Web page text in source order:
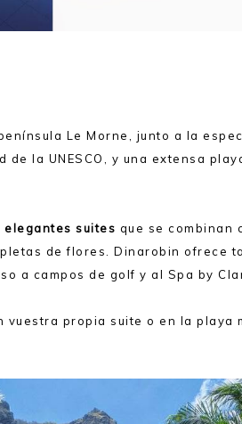
Le Morne, junto a la
la UNESCO, y una extensa
elegantes suites que se combinan
de flores. Dinarobin ofrece
a campos de golf y al Spa by
propia suite o en la playa